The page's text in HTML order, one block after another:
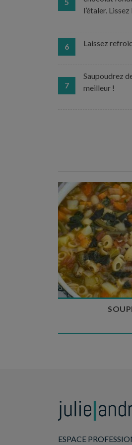
l’étaler.
6 Laissez
7
Saupoudrez
meilleur !
Temps de
Temps
ESPACE